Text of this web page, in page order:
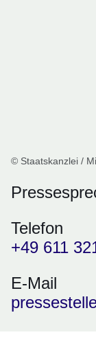
© Staatskanzlei /
Telefon
+49 611
E-Mail